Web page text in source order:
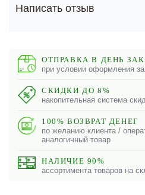
Написать отзыв
ОТПРАВКА В ДЕНЬ
при условии оформления
СКИДКИ ДО 8%
накопительная система
100% ВОЗВРАТ ДЕНЕГ
по желанию клиента /
аналогичный товар
НАЛИЧИЕ 90%
ассортимента товаров на